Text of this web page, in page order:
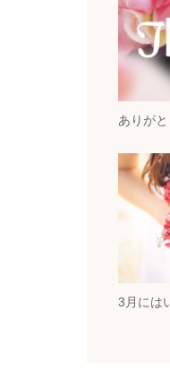
ありがと
3月には